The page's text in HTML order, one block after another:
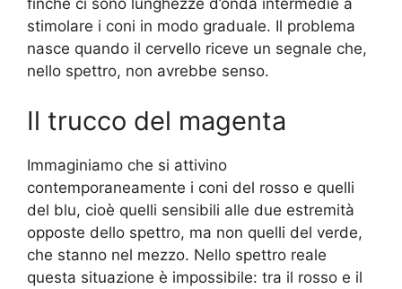
finché ci sono lunghezze d’onda intermedie a
stimolare i coni in modo graduale. Il problema
nasce quando il cervello riceve un segnale che,
nello spettro, non avrebbe senso.
Il trucco del magenta
Immaginiamo che si attivino
contemporaneamente i coni del rosso e quelli
del blu, cioè quelli sensibili alle due estremità
opposte dello spettro, ma non quelli del verde,
che stanno nel mezzo. Nello spettro reale
questa situazione è impossibile: tra il rosso e il